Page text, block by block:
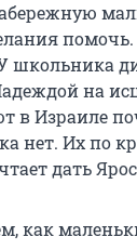
школьника
на
в Израиле
нет. Их по
дать
как